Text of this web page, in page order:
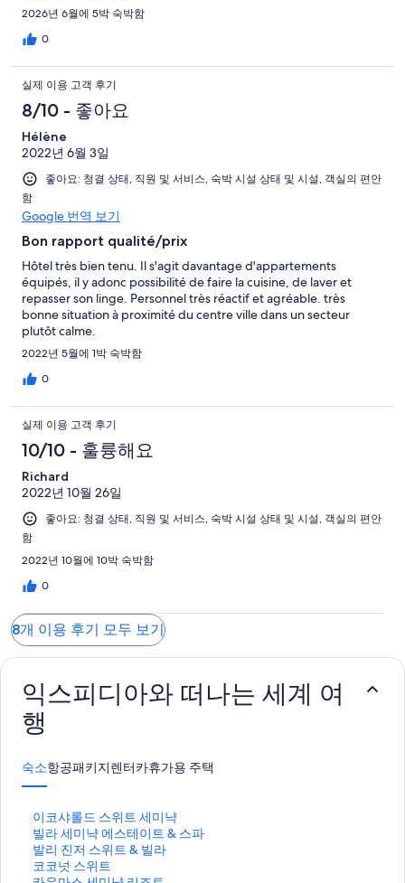
2026년 6월에 5박 숙박함
0
실제 이용 고객 후기
8/10 - 좋아요
Hélène
2022년 6월 3일
좋아요: 청결 상태, 직원 및 서비스, 숙박 시설 상태 및 시설, 객실의 편안
함
Google 번역 보기
Bon rapport qualité/prix
Hôtel très bien tenu. Il s'agit davantage d'appartements
équipés, il y adonc possibilité de faire la cuisine, de laver et
repasser son linge. Personnel très réactif et agréable. très
bonne situation à proximité du centre ville dans un secteur
plutôt calme.
2022년 5월에 1박 숙박함
0
실제 이용 고객 후기
10/10 - 훌륭해요
Richard
2022년 10월 26일
좋아요: 청결 상태, 직원 및 서비스, 숙박 시설 상태 및 시설, 객실의 편안
함
2022년 10월에 10박 숙박함
0
8개 이용 후기 모두 보기
익스피디아와 떠나는 세계 여
행
숙소항공패키지렌터카휴가용 주택
이코샤롤드 스위트 세미냑
이
코
샤
롤
빌라 세미냑 에스테이트 & 스파
빌
라
세
발리 진저 스위트 & 빌라
발
리
코코넛 스위트
코